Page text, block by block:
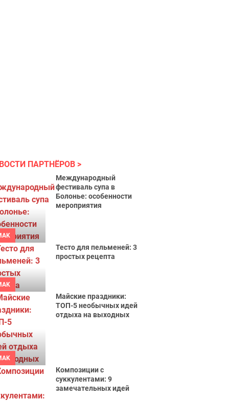
ПАРТНЁРОВ
Международный
фестиваль супа в
Болонье: особенности
мероприятия
Тесто для пельменей: 3
простых рецепта
Майские праздники:
ТОП-5 необычных идей
отдыха на выходных
Композиции с
суккулентами: 9
замечательных идей